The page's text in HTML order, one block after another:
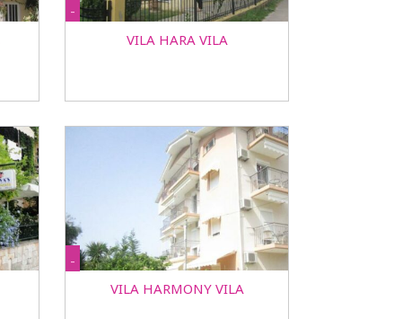
-
VILA HARA VILA
-
VILA HARMONY VILA